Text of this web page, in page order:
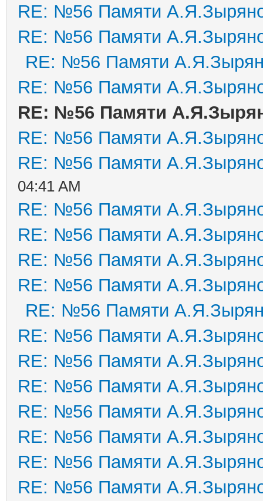
RE: №56 Памяти
RE: №56 Памяти
RE: №56 Памяти
RE: №56 Памяти
RE: №56 Памяти
RE: №56 Памяти
RE: №56 Памяти
04:41 AM
RE: №56 Памяти
RE: №56 Памяти
RE: №56 Памяти
RE: №56 Памяти
RE: №56 Памяти
RE: №56 Памяти
RE: №56 Памяти
RE: №56 Памяти
RE: №56 Памяти
RE: №56 Памяти
RE: №56 Памяти
RE: №56 Памяти